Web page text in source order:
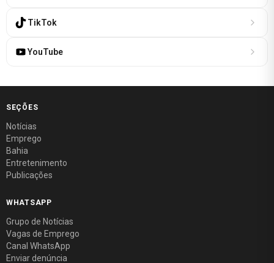
TikTok
YouTube
SEÇÕES
Notícias
Emprego
Bahia
Entretenimento
Publicações
WHATSAPP
Grupo de Notícias
Vagas de Emprego
Canal WhatsApp
Enviar denúncia